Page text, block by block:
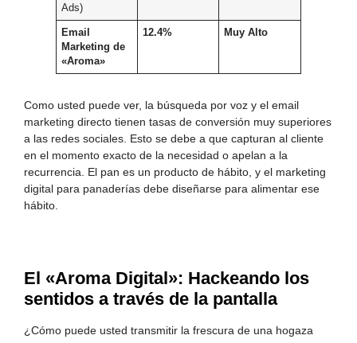
Ads)
Email
Marketing de
«Aroma»
12.4% Muy Alto
Como usted puede ver, la búsqueda por voz y el email
marketing directo tienen tasas de conversión muy superiores
a las redes sociales. Esto se debe a que capturan al cliente
en el momento exacto de la necesidad o apelan a la
recurrencia. El pan es un producto de hábito, y el marketing
digital para panaderías debe diseñarse para alimentar ese
hábito.
El «Aroma Digital»: Hackeando los
sentidos a través de la pantalla
¿Cómo puede usted transmitir la frescura de una hogaza